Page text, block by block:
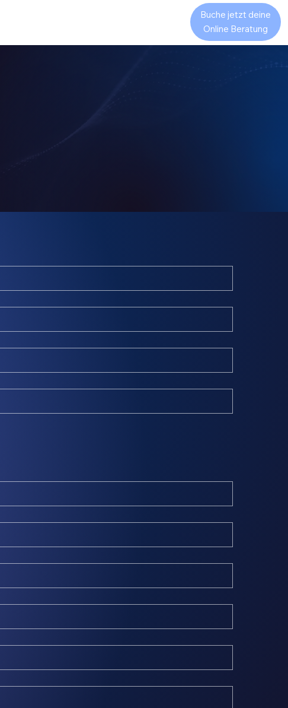
Neuheiten Über uns
Buche jetzt deine
Online Beratung